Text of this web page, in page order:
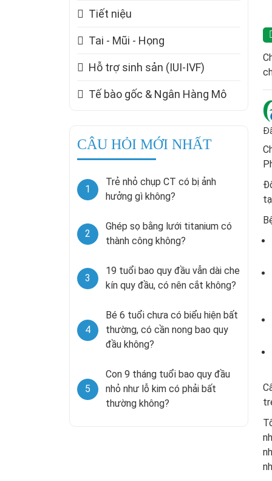
Tiết niệu
Tai - Mũi - Họng
Hỗ trợ sinh sản (IUI-IVF)
Tế bào gốc & Ngân Hàng Mô
CÂU HỎI MỚI NHẤT
1
Trẻ nhỏ chụp CT có bị ảnh
hưởng gì không?
2
Ghép sọ bằng lưới titanium có
thành công không?
3
19 tuổi bao quy đầu vẫn dài che
kín quy đầu, có nên cắt không?
4
Bé 6 tuổi chưa có biểu hiện bất
thường, có cần nong bao quy
đầu không?
5
Con 9 tháng tuổi bao quy đầu
nhỏ như lỗ kim có phải bất
thường không?